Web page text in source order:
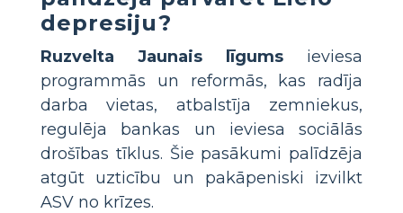
depresiju?
Ruzvelta Jaunais līgums ieviesa
programmās un reformās, kas radīja
darba vietas, atbalstīja zemniekus,
regulēja bankas un ieviesa sociālās
drošības tīklus. Šie pasākumi palīdzēja
atgūt uzticību un pakāpeniski izvilkt
ASV no krīzes.